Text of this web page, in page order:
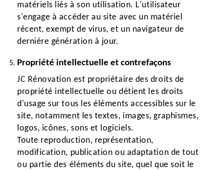
matériels liés à son utilisation. L'utilisateur
s'engage à accéder au site avec un matériel
récent, exempt de virus, et un navigateur de
dernière génération à jour.
Propriété intellectuelle et contrefaçons
JC Rénovation est propriétaire des droits de
propriété intellectuelle ou détient les droits
d'usage sur tous les éléments accessibles sur le
site, notamment les textes, images, graphismes,
logos, icônes, sons et logiciels.
Toute reproduction, représentation,
modification, publication ou adaptation de tout
ou partie des éléments du site, quel que soit le